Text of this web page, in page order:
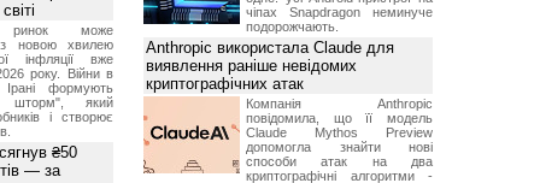
ринок може
з новою хвилею
інфляції вже
року. Війни в
Ірані формують
шторм", який
і створює
₴50
— за
чіпах Snapdragon неминуче
подорожчають.
Anthropic використала Claude для
виявлення раніше невідомих
криптографічних атак
Компанія Anthropic
повідомила, що її модель
Claude Mythos Preview
допомогла знайти нові
способи атак на два
криптографічні алгоритми -